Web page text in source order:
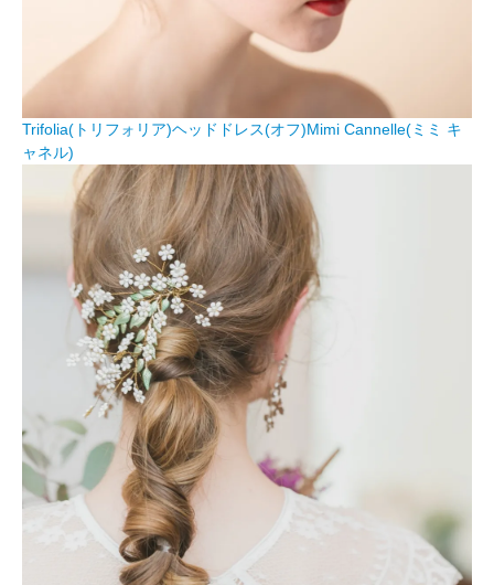
Trifolia(トリフォリア)ヘッドドレス(オフ)Mimi Cannelle(ミミ キ
ャネル)